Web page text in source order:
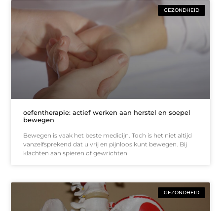
GEZONDHEID
oefentherapie: actief werken aan herstel en soepel
bewegen
Bewegen is vaak het beste medicijn. Toch is het niet altijd
vanzelfsprekend dat u vrij en pijnloos kunt bewegen. Bij
klachten aan spieren of gewrichten
GEZONDHEID